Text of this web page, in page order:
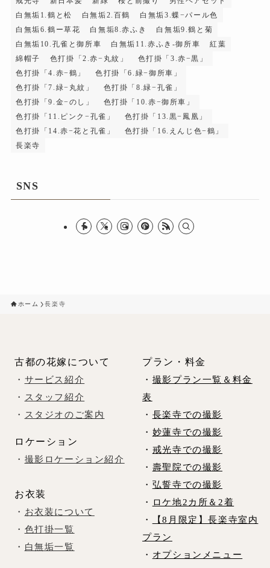
白無垢1.鶴と松
白無垢2.百鶴
白無垢3.蝶−パール色
白無垢6.鶴ー草花
白無垢8.赤ふき
白無垢9.鶴と菊
白無垢10.孔雀と御所車
白無垢11.赤ふき-御所車
紅葉
綿帽子
色打掛「2.赤−丸紋」
色打掛「3.赤−黒」
色打掛「4.赤−鶴」
色打掛「6.緑−御所車」
色打掛「7.緑−丸紋」
色打掛「8.緑−孔雀」
色打掛「9.金−のし」
色打掛「10.赤−御所車」
色打掛「11.ピンク−孔雀」
色打掛「13.黒−鳳凰」
色打掛「14.赤−花と孔雀」
色打掛「16.えんじ色−鶴」
長楽寺
SNS
ホーム 長楽寺
古都の花嫁について
・ サービス紹介
・
スタッフ紹介
・
スタジオのご案内
ロケーション
・ 撮影ロケーション紹介
お衣装
・ お衣装について
・ 色打掛一覧
・ 白無垢一覧
プラン・料金
・ 撮影プラン一覧＆料金
表
・ 長楽寺での撮影
・ 妙蓮寺での撮影
・ 戒光寺での撮影
・ 壽聖院での撮影
・ 弘誓寺での撮影
・
ロケ地2カ所＆2着
・
【8月限定】長楽寺室内
プラン
・ オプションメニュー